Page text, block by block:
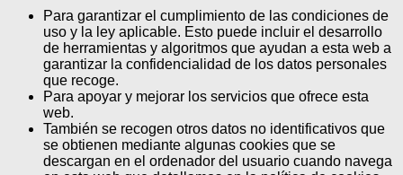
Para garantizar el cumplimiento de las condiciones de
uso y la ley aplicable. Esto puede incluir el desarrollo
de herramientas y algoritmos que ayudan a esta web a
garantizar la confidencialidad de los datos personales
que recoge.
Para apoyar y mejorar los servicios que ofrece esta
web.
También se recogen otros datos no identificativos que
se obtienen mediante algunas cookies que se
descargan en el ordenador del usuario cuando navega